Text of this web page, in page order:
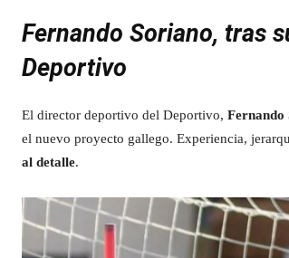
Fernando Soriano, tras
Deportivo
El director deportivo del Deportivo, Fernando
el nuevo proyecto gallego. Experiencia,
al detalle.